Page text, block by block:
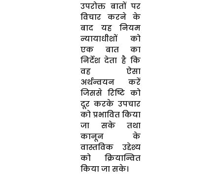
उपरोक्त बातों पर
विचार करने के
बाद यह नियम
न्यायाधीशों को
एक बात का
निर्देश देता है कि
वह ऐसा
अर्थन्वयन करें
जिससे रिष्टि को
दूर करके उपचार
को प्रभावित किया
जा सके तथा
कानून के
वास्तविक उद्देश्य
को क्रियान्वित
किया जा सके।